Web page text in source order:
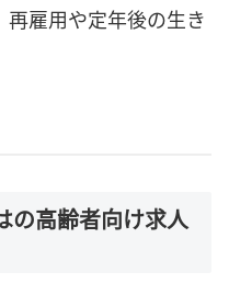
雇用や定年後の生き
の高齢者向け求人